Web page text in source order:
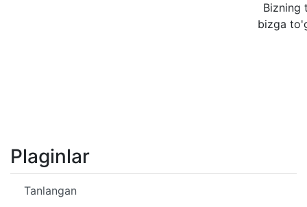
Bizning
bizga
Plaginlar
Tanlangan